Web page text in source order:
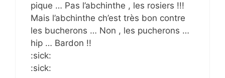
pique … Pas l’abchinthe , les rosiers !!!
Mais l’abchinthe ch’est très bon contre
les bucherons … Non , les pucherons …
hip … Bardon !!
:sick:
:sick: